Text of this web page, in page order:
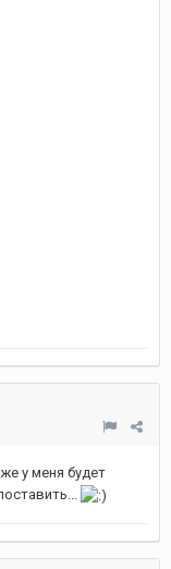
у меня будет